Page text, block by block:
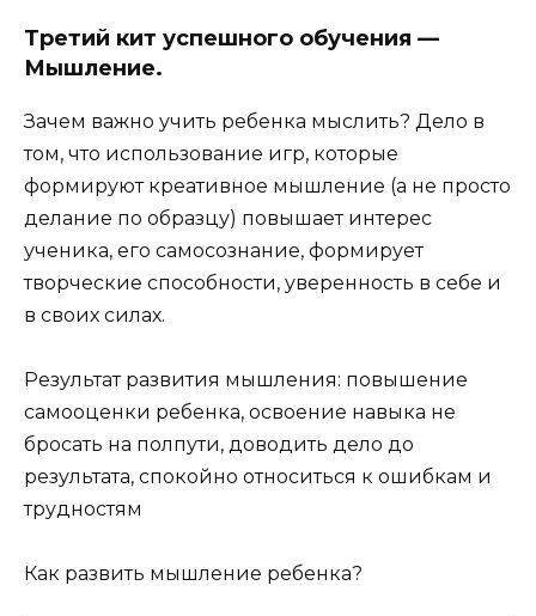
Третий кит успешного обучения —
Мышление.
Зачем важно учить ребенка мыслить? Дело в
том, что использование игр, которые
формируют креативное мышление (а не просто
делание по образцу) повышает интерес
ученика, его самосознание, формирует
творческие способности, уверенность в себе и
в своих силах.
Результат развития мышления: повышение
самооценки ребенка, освоение навыка не
бросать на полпути, доводить дело до
результата, спокойно относиться к ошибкам и
трудностям
Как развить мышление ребенка?